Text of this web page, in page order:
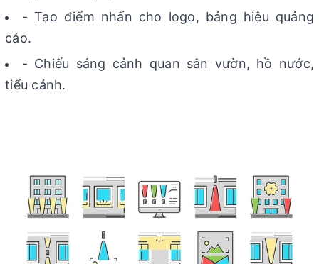
- Tạo điểm nhấn cho logo, bảng hiệu quảng
cáo.
- Chiếu sáng cảnh quan sân vườn, hồ nước,
tiểu cảnh.